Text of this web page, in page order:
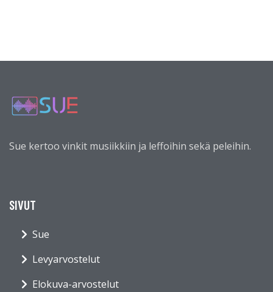
Sue kertoo vinkit musiikkiin ja leffoihin sekä peleihin.
SIVUT
Sue
Levyarvostelut
Elokuva-arvostelut